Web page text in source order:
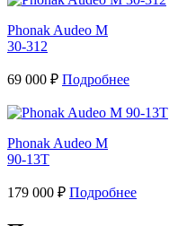
Phonak Audeo М
30-312
69 000 ₽ Подробнее
Phonak Audeo М
90-13Т
179 000 ₽ Подробнее